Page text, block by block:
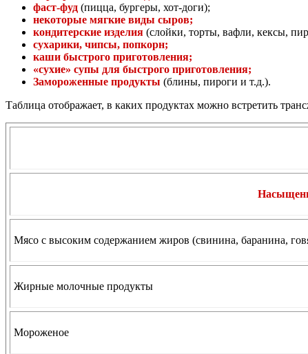
фаст-фуд (пицца, бургеры, хот-доги);
некоторые мягкие виды сыров;
кондитерские изделия (слойки, торты, вафли, кексы,
сухарики, чипсы, попкорн;
каши быстрого приготовления;
«сухие» супы для быстрого приготовления;
Замороженные продукты (блины, пироги и т.д.).
Таблица отображает, в каких продуктах можно встретить
Мясо с высоким содержанием жиров (свинина, баранина,
Жирные молочные продукты
Мороженое